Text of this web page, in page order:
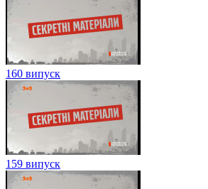
160 випуск
159 випуск